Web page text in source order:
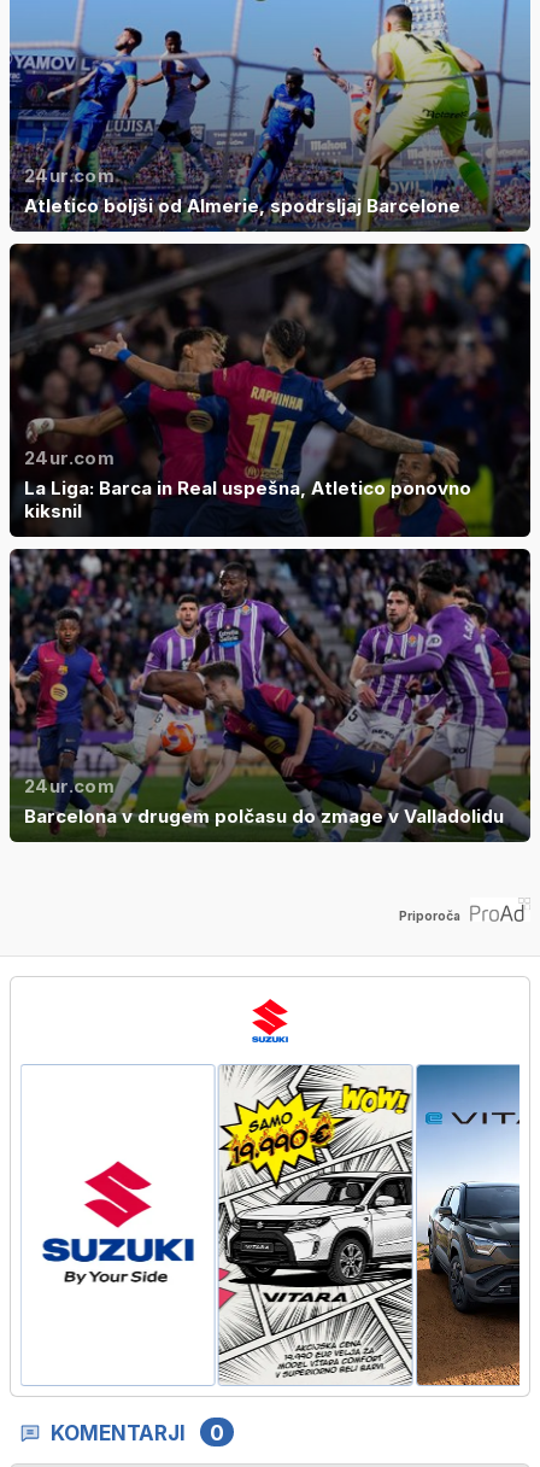
24ur.com
Atletico boljši od Almerie, spodrsljaj Barcelone
24ur.com
La Liga: Barca in Real uspešna, Atletico ponovno
kiksnil
24ur.com
Barcelona v drugem polčasu do zmage v Valladolidu
Priporoča
KOMENTARJI 0